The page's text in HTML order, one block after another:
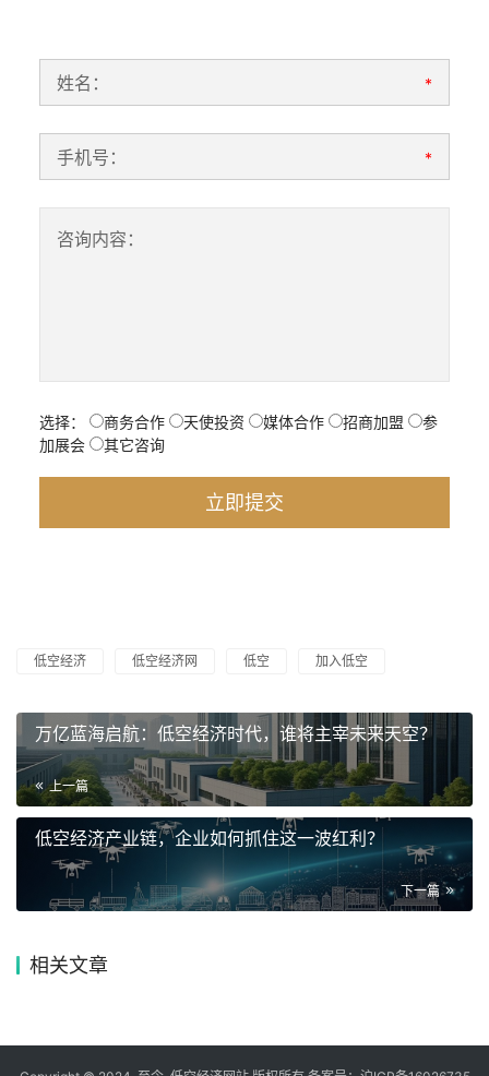
姓名： *
手机号： *
咨询内容：
选择： 商务合作 天使投资 媒体合作 招商加盟
参
加展会
其它咨询
低空经济 低空经济网 低空 加入低空
万亿蓝海启航：低空经济时代，谁将主宰未来天空？
上一篇
低空经济产业链，企业如何抓住这一波红利？
下一篇
相关文章